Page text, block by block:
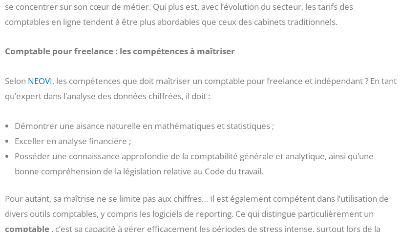
se concentrer sur son cœur de métier. Qui plus est, avec l’évolution du secteur, les tarifs des
comptables en ligne tendent à être plus abordables que ceux des cabinets traditionnels.
Comptable pour freelance : les compétences à maîtriser
Selon NEOVI, les compétences que doit maîtriser un comptable pour freelance et indépendant ? En tant
qu’expert dans l’analyse des données chiffrées, il doit :
Démontrer une aisance naturelle en mathématiques et statistiques ;
Exceller en analyse financière ;
Posséder une connaissance approfondie de la comptabilité générale et analytique, ainsi qu’une
bonne compréhension de la législation relative au Code du travail.
Pour autant, sa maîtrise ne se limite pas aux chiffres… Il est également compétent dans l’utilisation de
divers outils comptables, y compris les logiciels de reporting. Ce qui distingue particulièrement un
comptable , c’est sa capacité à gérer efficacement les périodes de stress intense, surtout lors de la